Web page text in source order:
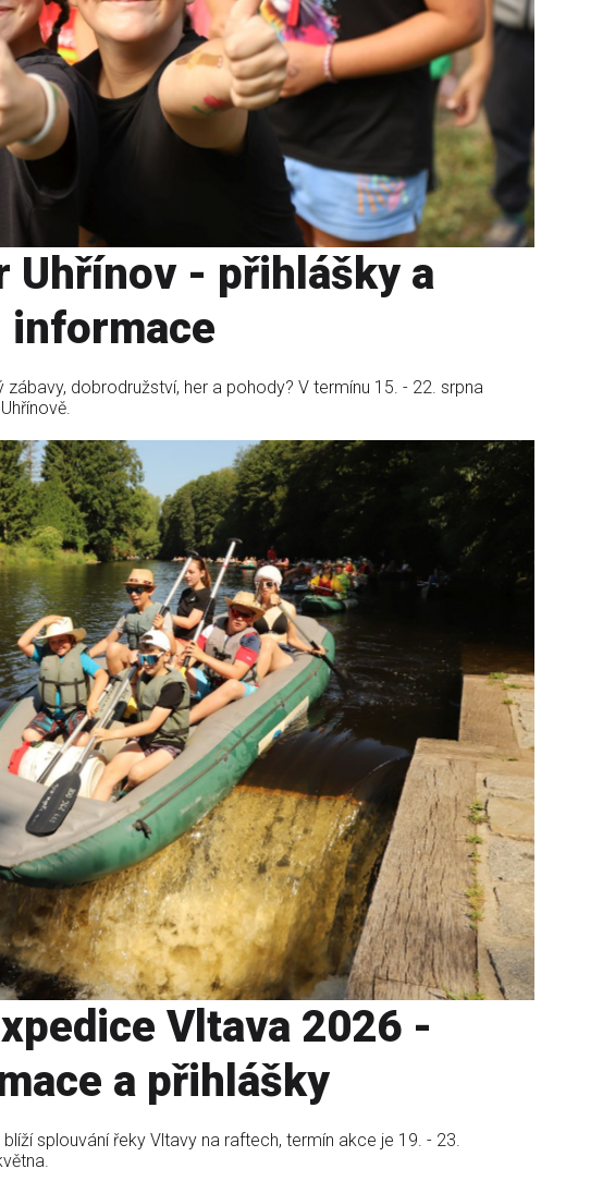
Uhřínov - přihlášky a
informace
dobrodružství, her a pohody? V termínu 15. - 22. srpna
Vltava 2026 -
a přihlášky
splouvání řeky Vltavy na raftech, termín akce je 19. - 23.